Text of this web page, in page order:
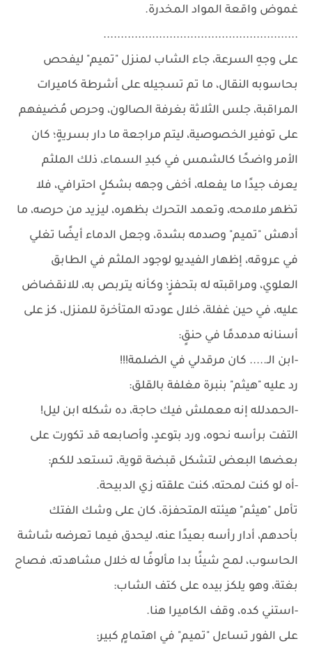
غموض واقعة المواد المخدرة.
........................................................
على وجهِ السرعة، جاء الشاب لمنزل "تميم" ليفحص
بحاسوبه النقال، ما تم تسجيله على أشرطة كاميرات
المراقبة، جلس الثلاثة بغرفة الصالون، وحرص مُضيفهم
على توفير الخصوصية، ليتم مراجعة ما دار بسريةٍ؛ كان
الأمر واضحًا كالشمس في كبدِ السماء، ذلك الملثم
يعرف جيدًا ما يفعله، أخفى وجهه بشكلٍ احترافي، فلا
تظهر ملامحه، وتعمد التحرك بظهره، ليزيد من حرصه، ما
أدهش "تميم" وصدمه بشدة، وجعل الدماء أيضًا تغلي
في عروقه، إظهار الفيديو لوجود الملثم في الطابق
العلوي، ومراقبته له بتحفزٍ؛ وكأنه يتربص به، للانقضاض
عليه، في حين غفلة، خلال عودته المتأخرة للمنزل، كز على
أسنانه مدمدمًا في حنقٍ:
-ابن الـ..... كان مرقدلي في الضلمة!!!
رد عليه "هيثم" بنبرة مغلفة بالقلق:
-الحمدلله إنه معملش فيك حاجة، ده شكله ابن ليل!
التفت برأسه نحوه، ورد بتوعدٍ، وأصابعه قد تكورت على
بعضها البعض لتشكل قبضة قوية، تستعد للكم:
-أه لو كنت لمحته، كنت علقته زي الدبيحة.
تأمل "هيثم" هيئته المتحفزة، كان على وشك الفتك
بأحدهم، أدار رأسه بعيدًا عنه، ليحدق فيما تعرضه شاشة
الحاسوب، لمح شيئًا بدا مألوفًا له خلال مشاهدته، فصاح
بغتة، وهو يلكز بيده على كتف الشاب:
-استني كده، وقف الكاميرا هنا.
على الفور تساءل "تميم" في اهتمامٍ كبير: